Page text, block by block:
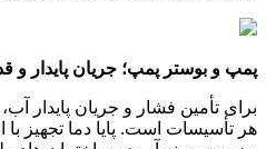
پمپ و بوستر پمپ؛ جریان پایدار و
برای تأمین فشار و جریان پایدار
هر تأسیسات است. پایا دما تجهیز با